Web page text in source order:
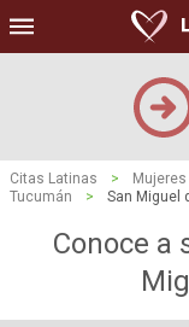
Citas Latinas > Mujeres
Tucumán
> San Miguel
Conoce a